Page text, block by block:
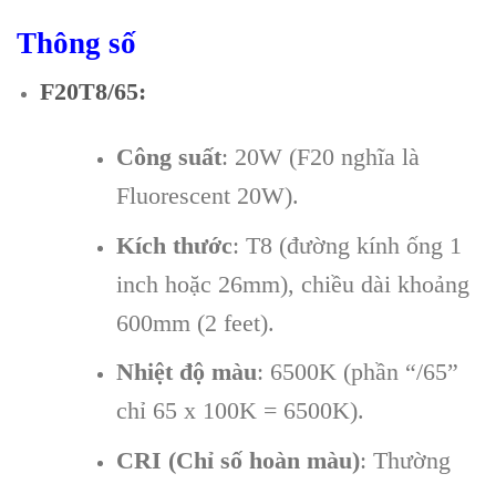
Thông số
F20T8/65:
Công suất: 20W (F20 nghĩa là
Fluorescent 20W).
Kích thước: T8 (đường kính ống 1
inch hoặc 26mm), chiều dài khoảng
600mm (2 feet).
Nhiệt độ màu: 6500K (phần “/65”
chỉ 65 x 100K = 6500K).
CRI (Chỉ số hoàn màu): Thường